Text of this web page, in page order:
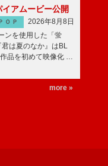
アムービー公開
ＯＰ
2026年8月8日
ンを使用した「蛍
は夏のなか』はBL
品を初めて映像化 …
more »